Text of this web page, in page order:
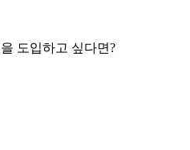
을 도입하고 싶다면?